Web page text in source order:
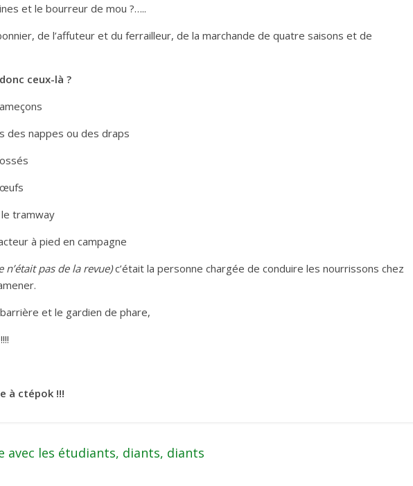
et le bourreur de mou ?…..
de l’affuteur et du ferrailleur, de la marchande de quatre saisons et de
ceux-là ?
des nappes ou des draps
tramway
à pied en campagne
n’était pas de la revue)c’était la personne chargée de conduire les nourrissons chez
et le gardien de phare,
à ctépok !!!
avec les étudiants, diants, diants